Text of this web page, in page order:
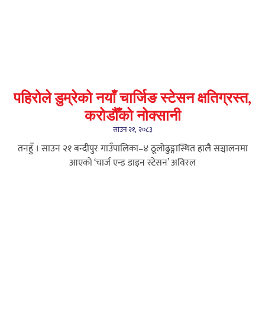
पहिरोले डुम्रेको नयाँ चार्जिङ स्टेसन क्षतिग्रस्त,
करोडौँको नोक्सानी
साउन २१, २०८३
तनहुँ । साउन २१ बन्दीपुर गाउँपालिका–४ ठूलोढुङ्गास्थित हालै सञ्चालनमा
आएको ‘चार्ज एन्ड डाइन स्टेसन’ अविरल